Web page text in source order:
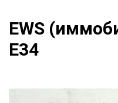
EWS
E34